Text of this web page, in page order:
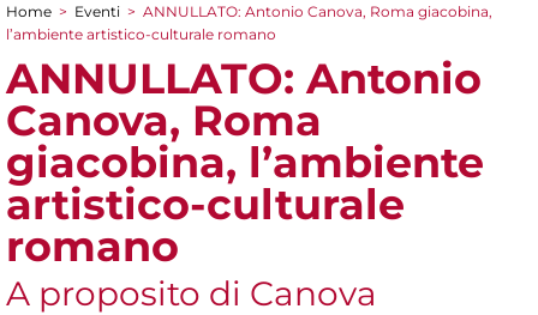
Tu sei qui
Home > Eventi > ANNULLATO: Antonio Canova, Roma giacobina,
l’ambiente artistico-culturale romano
ANNULLATO: Antonio
Canova, Roma
giacobina, l’ambiente
artistico-culturale
romano
A proposito di Canova